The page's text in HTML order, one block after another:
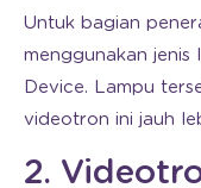
Untuk bagian
menggunakan jenis
Device. Lampu
videotron ini jauh
2.